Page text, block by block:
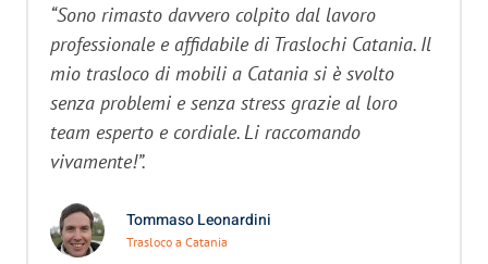
“Sono rimasto davvero colpito dal lavoro
professionale e affidabile di Traslochi Catania. Il
mio trasloco di mobili a Catania si è svolto
senza problemi e senza stress grazie al loro
team esperto e cordiale. Li raccomando
vivamente!”.
Tommaso Leonardini
Trasloco a Catania